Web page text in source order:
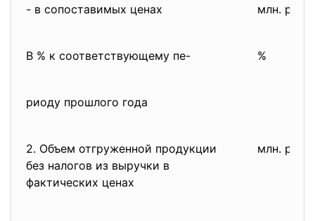
- в сопоставимых ценах млн. руб.
В % к соответствующему пе- %
риоду прошлого года
2. Объем отгруженной продукции
без налогов из выручки в
фактических ценах
млн. руб.